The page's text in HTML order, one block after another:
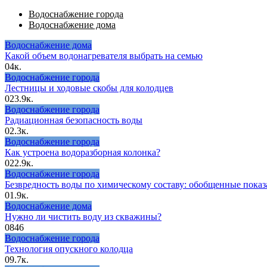
Водоснабжение города
Водоснабжение дома
Водоснабжение дома
Какой объем водонагревателя выбрать на семью
04к.
Водоснабжение города
Лестницы и ходовые скобы для колодцев
023.9к.
Водоснабжение города
Радиационная безопасность воды
02.3к.
Водоснабжение города
Как устроена водоразборная колонка?
022.9к.
Водоснабжение города
Безвредность воды по химическому составу: обобщенные
01.9к.
Водоснабжение дома
Нужно ли чистить воду из скважины?
0846
Водоснабжение города
Технология опускного колодца
09.7к.